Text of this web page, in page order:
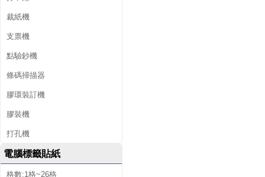
裁紙機
支票機
點驗鈔機
條碼掃描器
膠環裝訂機
膠裝機
打孔機
電腦標籤貼紙
格數:1格~26格